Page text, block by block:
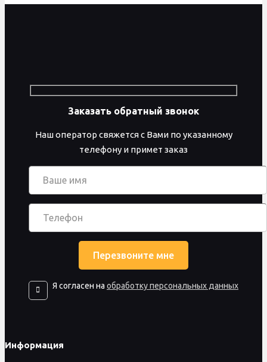
Заказать обратный звонок
Наш оператор свяжется с Вами по указанному
телефону и примет заказ
Я согласен на обработку персональных данных
Информация